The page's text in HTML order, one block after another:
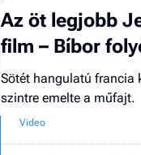
Az öt legjobb
film – Bíbor
Sötét hangulatú francia
szintre emelte a műfajt.